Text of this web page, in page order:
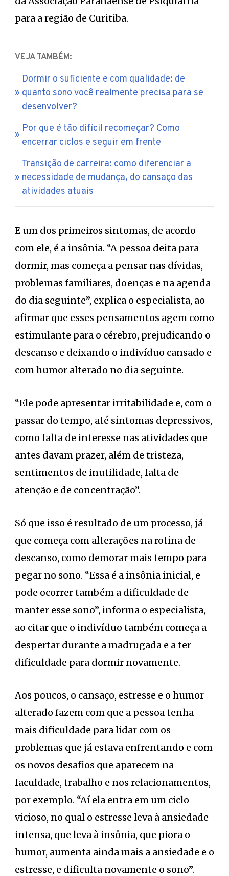
para a região de Curitiba.
VEJA TAMBÉM:
Dormir o suficiente e com qualidade: de
quanto sono você realmente precisa para se
desenvolver?
Por que é tão difícil recomeçar? Como
encerrar ciclos e seguir em frente
Transição de carreira: como diferenciar a
necessidade de mudança, do cansaço das
atividades atuais
E um dos primeiros sintomas, de acordo
com ele, é a insônia. “A pessoa deita para
dormir, mas começa a pensar nas dívidas,
problemas familiares, doenças e na agenda
do dia seguinte”, explica o especialista, ao
afirmar que esses pensamentos agem como
estimulante para o cérebro, prejudicando o
descanso e deixando o indivíduo cansado e
com humor alterado no dia seguinte.
“Ele pode apresentar irritabilidade e, com o
passar do tempo, até sintomas depressivos,
como falta de interesse nas atividades que
antes davam prazer, além de tristeza,
sentimentos de inutilidade, falta de
atenção e de concentração”.
Só que isso é resultado de um processo, já
que começa com alterações na rotina de
descanso, como demorar mais tempo para
pegar no sono. “Essa é a insônia inicial, e
pode ocorrer também a dificuldade de
manter esse sono”, informa o especialista,
ao citar que o indivíduo também começa a
despertar durante a madrugada e a ter
dificuldade para dormir novamente.
Aos poucos, o cansaço, estresse e o humor
alterado fazem com que a pessoa tenha
mais dificuldade para lidar com os
problemas que já estava enfrentando e com
os novos desafios que aparecem na
faculdade, trabalho e nos relacionamentos,
por exemplo. “Aí ela entra em um ciclo
vicioso, no qual o estresse leva à ansiedade
intensa, que leva à insônia, que piora o
humor, aumenta ainda mais a ansiedade e o
estresse, e dificulta novamente o sono”.